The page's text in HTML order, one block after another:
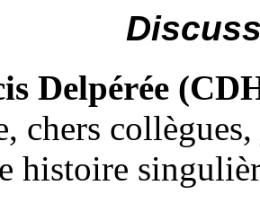
Delpérée
chers
histoire